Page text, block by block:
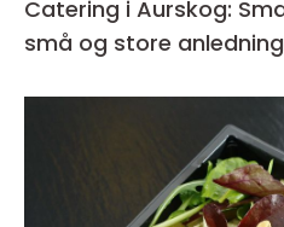
Catering i Aurskog:
små og store